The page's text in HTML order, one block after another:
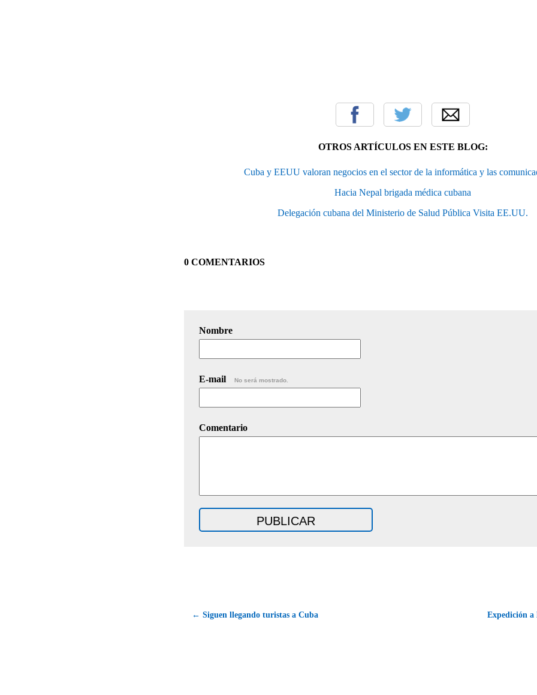
OTROS ARTÍCULOS EN ESTE BLOG:
Cuba y EEUU valoran negocios en el sector de la informática y las
Hacia Nepal brigada médica cubana
Delegación cubana del Ministerio de Salud Pública Visita EE.UU.
0 COMENTARIOS
Nombre
E-mail No será mostrado.
Comentario
← Siguen llegando turistas a Cuba Expedición